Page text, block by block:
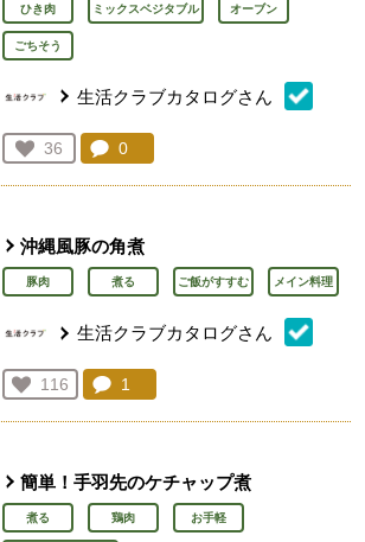
ひき肉 ミックスベジタブル オーブン
ごちそう
生活クラブカタログさん
お気に入り登録：
36
人が登録
コメント：
0
沖縄風豚の角煮
豚肉 煮る ご飯がすすむ メイン料理
生活クラブカタログさん
お気に入り登録：
116
人が登録
コメント：
1
簡単！手羽先のケチャップ煮
煮る 鶏肉 お手軽